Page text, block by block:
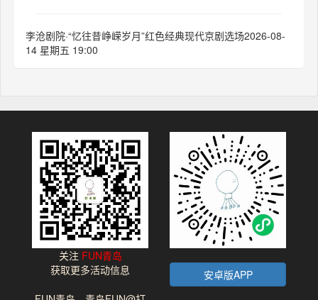
李沧剧院·“忆往昔峥嵘岁月”红色经典现代京剧选场2026-08-
14 星期五 19:00
关注 FUN青岛
获取更多活动信息
安卓版APP